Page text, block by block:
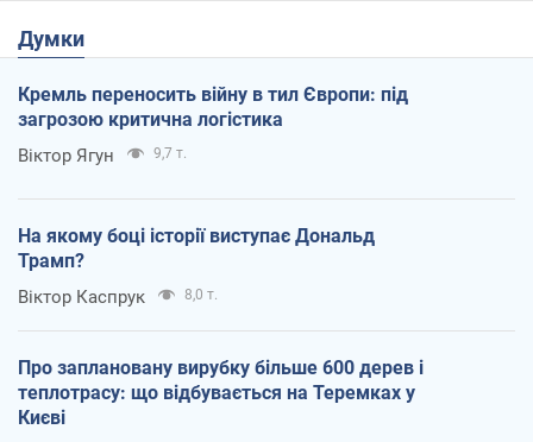
Думки
Кремль переносить війну в тил Європи: під
загрозою критична логістика
Віктор Ягун 9,7 т.
На якому боці історії виступає Дональд
Трамп?
Віктор Каспрук 8,0 т.
Про заплановану вирубку більше 600 дерев і
теплотрасу: що відбувається на Теремках у
Києві